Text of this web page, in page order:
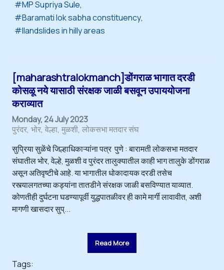
MP Supriya Sule
Baramati lok sabha constituency
llandslides in hilly areas
[maharashtralokmanch]डोंगराळ भागात दरडी
कोसळू नये यासाठी संरक्षक जाळी बसवून उपाययोजना
कराव्यात
Monday, 24 July 2023
पुरंदर भोर वेल्हा मुळशी लोकसभा मतदार संघ
सुप्रिया सुळेंचे जिल्हाधिकाऱ्यांना पत्र पुणे : बारामती लोकसभा मतदार
संघातील भोर, वेल्हे, मुळशी व पुरंदर तालुक्यातील काही भाग तालुके डोंगराळ
असून अतिवृष्टीचे आहे. या भागातील धोकादायक दरडी तसेच
रस्त्यालगतच्या कड्यांना तातडीने संरक्षक जाळी बसविण्यात याव्यात.
कोणतीही दुर्घटना घडण्यापूर्वी युद्धपातळीवर ही कामे मार्गी लावावीत, अशी
मागणी खासदार सुप्...
Read More
Tags: